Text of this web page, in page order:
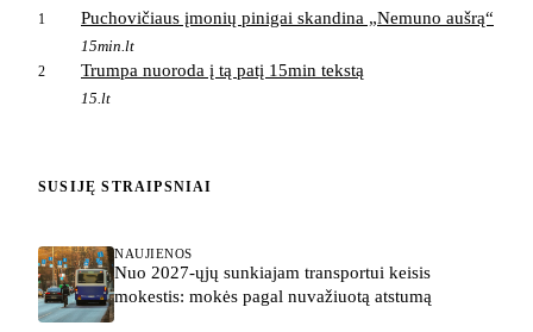
1 Puchovičiaus įmonių pinigai skandina „Nemuno aušrą“
15min.lt
2 Trumpa nuoroda į tą patį 15min tekstą
15.lt
SUSIJĘ STRAIPSNIAI
NAUJIENOS
Nuo 2027-ųjų sunkiajam transportui keisis
mokestis: mokės pagal nuvažiuotą atstumą